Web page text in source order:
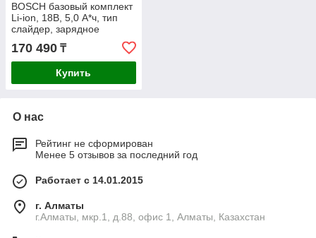
BOSCH базовый комплект
Li-ion, 18B, 5,0 А*ч, тип
слайдер, зарядное
устройство GAL 1880 CV
(1 600 A00
170 490 ₸
Купить
О нас
Рейтинг не сформирован
Менее 5 отзывов за последний год
Работает с 14.01.2015
г. Алматы
г.Алматы, мкр.1, д.88, офис 1, Алматы, Казахстан